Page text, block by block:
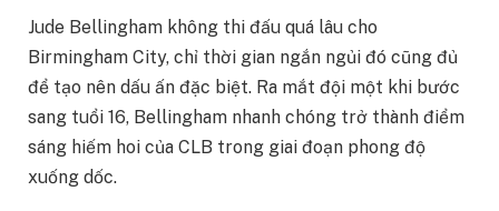
Jude Bellingham không thi đấu quá lâu cho
Birmingham City, chỉ thời gian ngắn ngủi đó cũng đủ
để tạo nên dấu ấn đặc biệt. Ra mắt đội một khi bước
sang tuổi 16, Bellingham nhanh chóng trở thành điểm
sáng hiếm hoi của CLB trong giai đoạn phong độ
xuống dốc.